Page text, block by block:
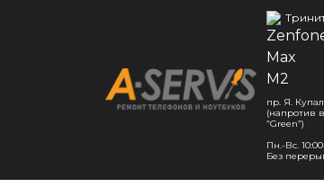
пр. Я.
(напротив
“Green”)
Пн.-Вс.
Без